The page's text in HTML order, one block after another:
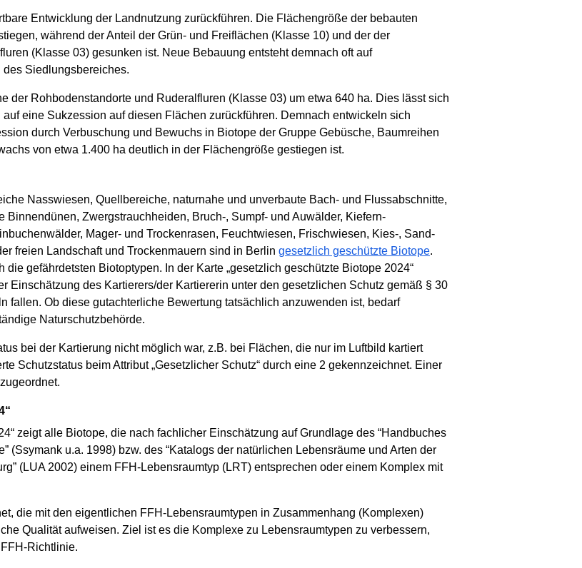
Entwicklung der Landnutzung zurückführen. Die Flächengröße der bebauten
während der Anteil der Grün- und Freiflächen (Klasse 10) und der der
(Klasse 03) gesunken ist. Neue Bebauung entsteht demnach oft auf
Siedlungsbereiches.
der Rohbodenstandorte und Ruderalfluren (Klasse 03) um etwa 640 ha. Dies lässt sich
eine Sukzession auf diesen Flächen zurückführen. Demnach entwickeln sich
durch Verbuschung und Bewuchs in Biotope der Gruppe Gebüsche, Baumreihen
von etwa 1.400 ha deutlich in der Flächengröße gestiegen ist.
Nasswiesen, Quellbereiche, naturnahe und unverbaute Bach- und Flussabschnitte,
Binnendünen, Zwergstrauchheiden, Bruch-, Sumpf- und Auwälder, Kiefern-
Mager- und Trockenrasen, Feuchtwiesen, Frischwiesen, Kies-, Sand-
freien Landschaft und Trockenmauern sind in Berlin gesetzlich geschützte Biotope.
gefährdetsten Biotoptypen. In der Karte „gesetzlich geschützte Biotope 2024“
Einschätzung des Kartierers/der Kartiererin unter den gesetzlichen Schutz gemäß § 30
fallen. Ob diese gutachterliche Bewertung tatsächlich anzuwenden ist, bedarf
Naturschutzbehörde.
bei der Kartierung nicht möglich war, z.B. bei Flächen, die nur im Luftbild kartiert
Schutzstatus beim Attribut „Gesetzlicher Schutz“ durch eine 2 gekennzeichnet. Einer
zeigt alle Biotope, die nach fachlicher Einschätzung auf Grundlage des “Handbuches
(Ssymank u.a. 1998) bzw. des “Katalogs der natürlichen Lebensräume und Arten der
(LUA 2002) einem FFH-Lebensraumtyp (LRT) entsprechen oder einem Komplex mit
die mit den eigentlichen FFH-Lebensraumtypen in Zusammenhang (Komplexen)
Qualität aufweisen. Ziel ist es die Komplexe zu Lebensraumtypen zu verbessern,
Richtlinie.